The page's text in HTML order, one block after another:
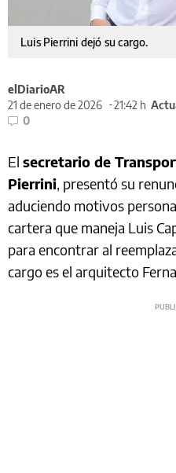
Luis Pierrini dejó su cargo.
elDiarioAR
21 de enero de 2026
21:42 h
0
El secretario de
Pierrini, presentó su
aduciendo motivos
cartera que maneja Luis
para encontrar al
cargo es el arquitecto